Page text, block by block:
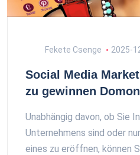
Fekete Csenge 2025-
Social Media
zu gewinnen
Unabhängig davon, ob Sie
Unternehmens sind oder
eines zu eröffnen, können